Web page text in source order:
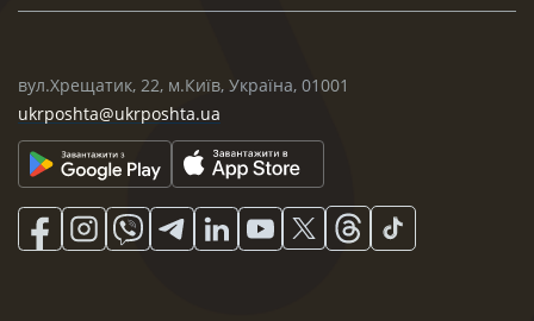
вул.Хрещатик, 22, м.Київ, Україна, 01001
ukrposhta@ukrposhta.ua